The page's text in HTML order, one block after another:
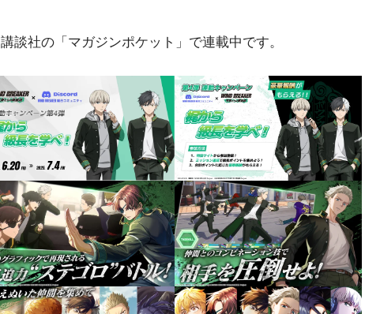
談社の「マガジンポケット」で連載中です。